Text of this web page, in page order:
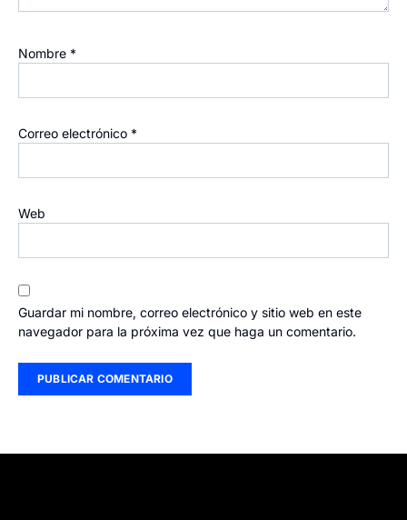
Nombre *
Correo electrónico *
Web
Guardar mi nombre, correo electrónico y sitio web en este
navegador para la próxima vez que haga un comentario.